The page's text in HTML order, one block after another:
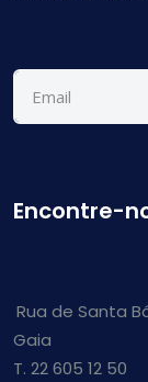
Encontre-
Rua de Santa
Gaia
T. 22 605 12 50